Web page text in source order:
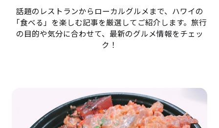
話題のレストランからローカルグルメまで、ハワイの
「食べる」を楽しむ記事を厳選してご紹介します。旅行
の目的や気分に合わせて、最新のグルメ情報をチェッ
ク！